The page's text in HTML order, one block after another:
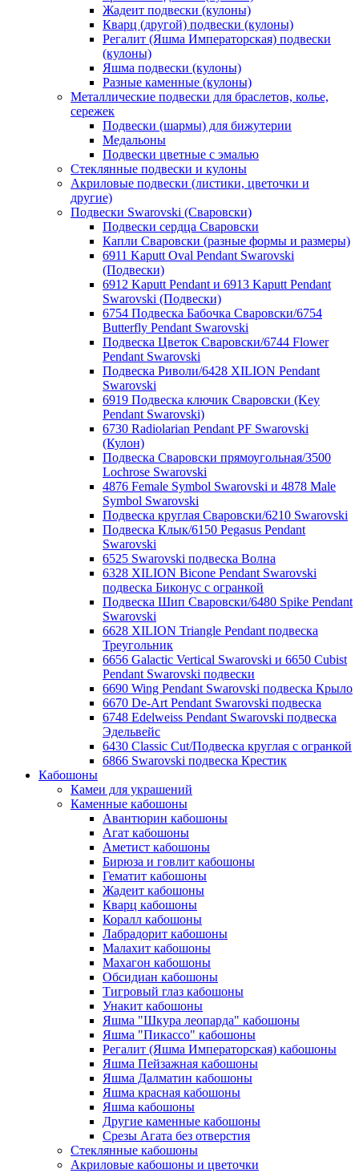
Жадеит подвески (кулоны)
Кварц (другой) подвески (кулоны)
Регалит (Яшма Императорская) подвески
(кулоны)
Яшма подвески (кулоны)
Разные каменные (кулоны)
Металлические подвески для браслетов, колье,
сережек
Подвески (шармы) для бижутерии
Медальоны
Подвески цветные с эмалью
Стеклянные подвески и кулоны
Акриловые подвески (листики, цветочки и
другие)
Подвески Swarovski (Сваровски)
Подвески сердца Сваровски
Капли Сваровски (разные формы и размеры)
6911 Kaputt Oval Pendant Swarovski
(Подвески)
6912 Kaputt Pendant и 6913 Kaputt Pendant
Swarovski (Подвески)
6754 Подвеска Бабочка Сваровски/6754
Butterfly Pendant Swarovski
Подвеска Цветок Сваровски/6744 Flower
Pendant Swarovski
Подвеска Риволи/6428 XILION Pendant
Swarovski
6919 Подвеска ключик Сваровски (Key
Pendant Swarovski)
6730 Radiolarian Pendant PF Swarovski
(Кулон)
Подвеска Сваровски прямоугольная/3500
Lochrose Swarovski
4876 Female Symbol Swarovski и 4878 Male
Symbol Swarovski
Подвеска круглая Сваровски/6210 Swarovski
Подвеска Клык/6150 Pegasus Pendant
Swarovski
6525 Swarovski подвеска Волна
6328 XILION Bicone Pendant Swarovski
подвеска Биконус c огранкой
Подвеска Шип Сваровски/6480 Spike Pendant
Swarovski
6628 XILION Triangle Pendant подвеска
Треугольник
6656 Galactic Vertical Swarovski и 6650 Cubist
Pendant Swarovski подвески
6690 Wing Pendant Swarovski подвеска Крыло
6670 De-Art Pendant Swarovski подвеска
6748 Edelweiss Pendant Swarovski подвеска
Эдельвейс
6430 Classic Cut/Подвеска круглая с огранкой
6866 Swarovski подвеска Крестик
Кабошоны
Камеи для украшений
Каменные кабошоны
Авантюрин кабошоны
Агат кабошоны
Аметист кабошоны
Бирюза и говлит кабошоны
Гематит кабошоны
Жадеит кабошоны
Кварц кабошоны
Коралл кабошоны
Лабрадорит кабошоны
Малахит кабошоны
Махагон кабошоны
Обсидиан кабошоны
Тигровый глаз кабошоны
Унакит кабошоны
Яшма "Шкура леопарда" кабошоны
Яшма "Пикассо" кабошоны
Регалит (Яшма Императорская) кабошоны
Яшма Пейзажная кабошоны
Яшма Далматин кабошоны
Яшма красная кабошоны
Яшма кабошоны
Другие каменные кабошоны
Срезы Агата без отверстия
Стеклянные кабошоны
Акриловые кабошоны и цветочки